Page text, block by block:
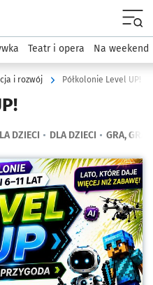
podserwis: Wydarzenia
Teatr i opera Na weekend
i rozwój Półkolonie Level UP!
DZIECI DLA DZIECI GRA, GRA